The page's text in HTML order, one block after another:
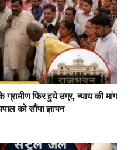
फिर हुये उग्र, न्याय की मांग
को सौंपा ज्ञापन